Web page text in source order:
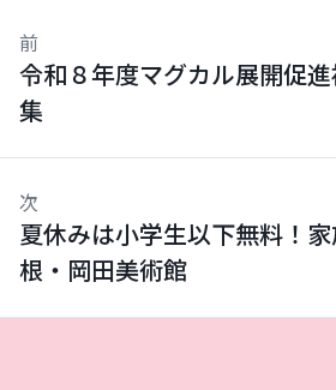
前
令和８年度マグカル展開促
集
次
夏休みは小学生以下無料！
根・岡田美術館